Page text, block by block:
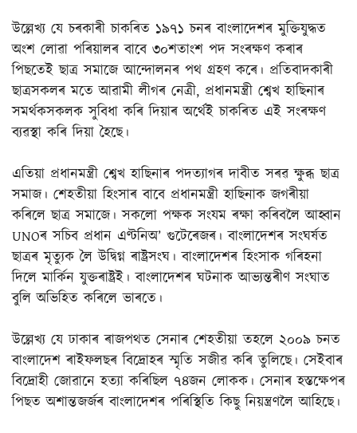
উল্লেখ্য যে চৰকাৰী চাকৰিত ১৯৭১ চনৰ বাংলাদেশৰ মুক্তিযুদ্ধত
অংশ লোৱা পৰিয়ালৰ বাবে ৩০শতাংশ পদ সংৰক্ষণ কৰাৰ
পিছতেই ছাত্ৰ সমাজে আন্দোলনৰ পথ গ্ৰহণ কৰে। প্ৰতিবাদকাৰী
ছাত্ৰসকলৰ মতে আৱামী লীগৰ নেত্ৰী, প্ৰধানমন্ত্ৰী শ্বেখ হাছিনাৰ
সমৰ্থকসকলক সুবিধা কৰি দিয়াৰ অৰ্থেই চাকৰিত এই সংৰক্ষণ
ব্যৱস্থা কৰি দিয়া হৈছে।
এতিয়া প্ৰধানমন্ত্ৰী শ্বেখ হাছিনাৰ পদত্যাগৰ দাবীত সৰৱ ক্ষুব্ধ ছাত্ৰ
সমাজ। শেহতীয়া হিংসাৰ বাবে প্ৰধানমন্ত্ৰী হাছিনাক জগৰীয়া
কৰিলে ছাত্ৰ সমাজে। সকলো পক্ষক সংযম ৰক্ষা কৰিবলৈ আহ্বান
UNOৰ সচিব প্ৰধান এণ্টনিঅ’ গুটেৰেজৰ। বাংলাদেশৰ সংঘৰ্ষত
ছাত্ৰৰ মৃত্যুক লৈ উদ্বিগ্ন ৰাষ্ট্ৰসংঘ। বাংলাদেশৰ হিংসাক গৰিহনা
দিলে মাৰ্কিন যুক্তৰাষ্ট্ৰই। বাংলাদেশৰ ঘটনাক আভ্যন্তৰীণ সংঘাত
বুলি অভিহিত কৰিলে ভাৰতে।
উল্লেখ্য যে ঢাকাৰ ৰাজপথত সেনাৰ শেহতীয়া তহলে ২০০৯ চনত
বাংলাদেশ ৰাইফলছৰ বিদ্ৰোহৰ স্মৃতি সজীৱ কৰি তুলিছে। সেইবাৰ
বিদ্ৰোহী জোৱানে হত্যা কৰিছিল ৭৪জন লোকক। সেনাৰ হস্তক্ষেপৰ
পিছত অশান্তজৰ্জৰ বাংলাদেশৰ পৰিস্থিতি কিছু নিয়ন্ত্ৰণলৈ আহিছে।